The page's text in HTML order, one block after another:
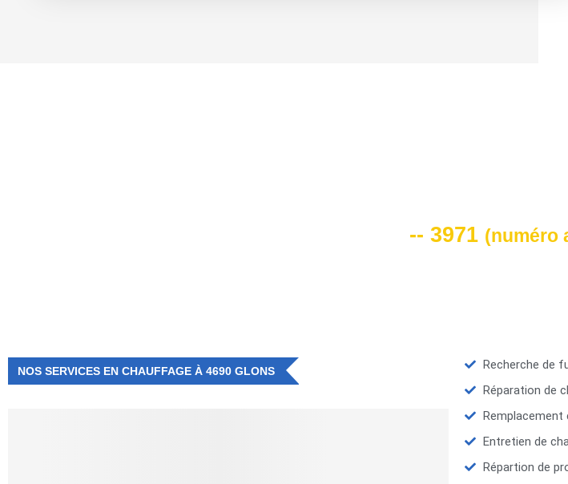
-- 3971 (numéro
NOS SERVICES EN CHAUFFAGE À 4690 GLONS
Recherche de
Réparation de
Entretien de
Répartion de